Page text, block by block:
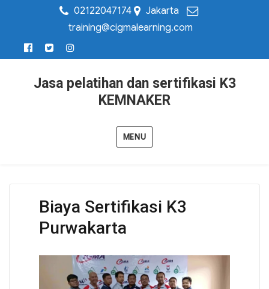
02122047174
Jakarta
training@cigmalearning.com
Jasa pelatihan dan sertifikasi K3
KEMNAKER
MENU
Biaya Sertifikasi K3
Purwakarta